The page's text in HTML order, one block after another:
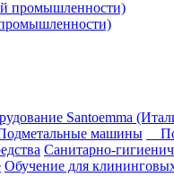
Santoemma
машины
Санитарно-
Обучение для